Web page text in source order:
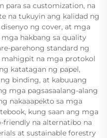
para sa customization, na
na tukuyin ang kalidad ng
ng cover, at mga
hakbang sa quality
parehong standard ng
na mga protokol
katatagan ng papel,
binding, at kabuuang
mga pagsasaalang-alang
nakaaapekto sa mga
kung saan ang mga
friendly na alternatibo na
at sustainable forestry